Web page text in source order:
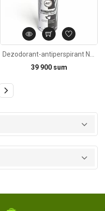
39 900 sum